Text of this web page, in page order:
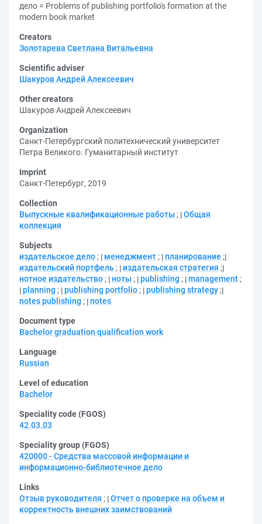
дело = Problems of publishing portfolio's formation at the
modern book market
Creators
Золотарева Светлана Витальевна
Scientific adviser
Шакуров Андрей Алексеевич
Other creators
Шакуров Андрей Алексеевич
Organization
Санкт-Петербургский политехнический университет
Петра Великого. Гуманитарный институт
Imprint
Санкт-Петербург, 2019
Collection
Выпускные квалификационные работы ; Общая
коллекция
Subjects
издательское дело ; менеджмент ; планирование ;
издательский портфель ; издательская стратегия ;
нотное издательство ; ноты ; publishing ; management ;
planning ; publishing portfolio ; publishing strategy ;
notes publishing ; notes
Document type
Bachelor graduation qualification work
Language
Russian
Level of education
Bachelor
Speciality code (FGOS)
42.03.03
Speciality group (FGOS)
420000 - Средства массовой информации и
информационно-библиотечное дело
Links
Отзыв руководителя ; Отчет о проверке на объем и
корректность внешних заимствований